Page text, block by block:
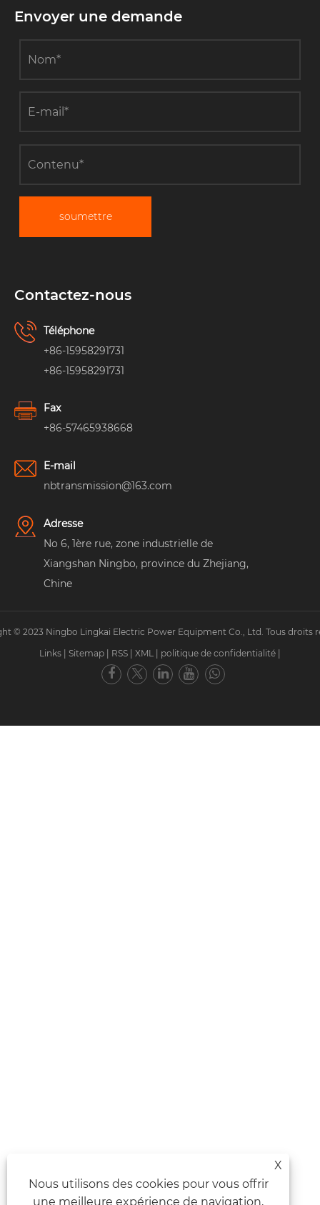
Envoyer une demande
soumettre
Contactez-nous
Téléphone
+86-15958291731
+86-15958291731
Fax
+86-57465938668
E-mail
nbtransmission@163.com
Adresse
No 6, 1ère rue, zone industrielle de
Xiangshan Ningbo, province du Zhejiang,
Chine
© 2023 Ningbo Lingkai Electric Power Equipment Co., Ltd. Tous droits
Links
Sitemap RSS XML politique de confidentialité
X
Nous utilisons des cookies pour vous offrir
une meilleure expérience de navigation,